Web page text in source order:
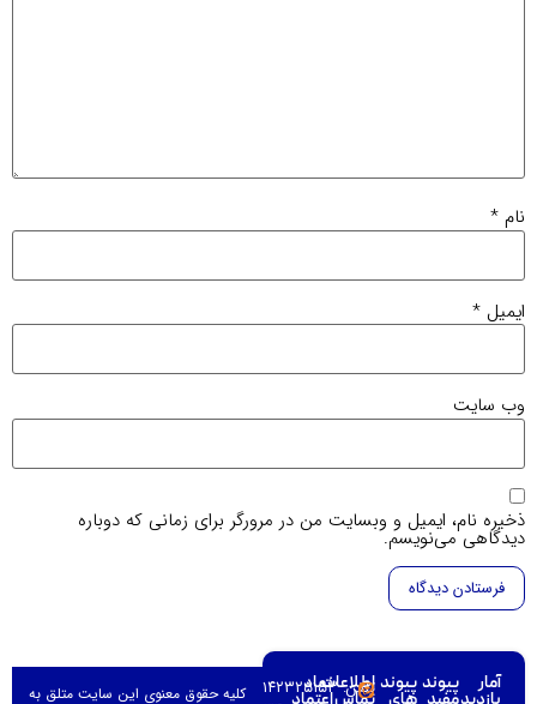
*
*
سایت
نام، ایمیل و وبسایت من در مرورگر برای زمانی که دوباره
می‌نویسم.
پیوندپیونداطلاعات
تلفن: ۰۳۱۴۲۳۲۵۱۵۳–
نماد
کلیه حقوق معنوی این سایت متلق به